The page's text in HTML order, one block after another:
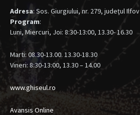
Adresa: Sos. Giurgiului, nr. 279, judeţul Ilfov
Program:
Luni, Miercuri, Joi: 8:30-13:00, 13.30- 16.30
Marti: 08.30-13.00. 13.30-18.30
Vineri: 8:30-13:00, 13.30 – 14.00
www.ghiseul.ro
Avansis Online